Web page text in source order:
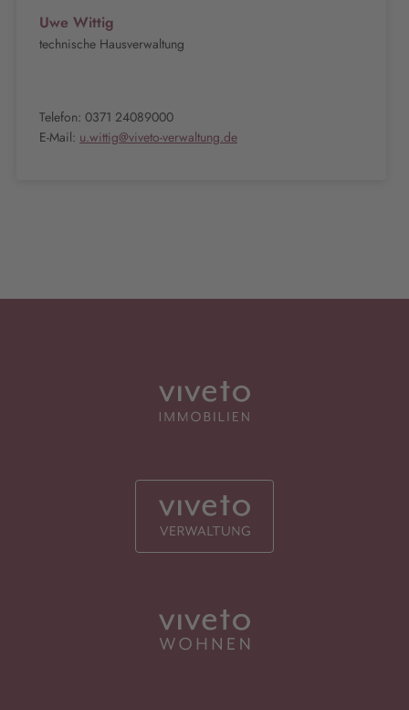
Uwe Wittig
technische Hausverwaltung
Telefon: 0371 24089000
E-Mail: u.wittig@viveto-verwaltung.de